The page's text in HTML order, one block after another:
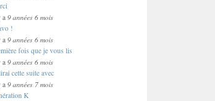
a 9 années 6 mois
!
a 9 années 6 mois
fois que je vous lis
a 9 années 6 mois
cette suite avec
a 9 années 7 mois
K